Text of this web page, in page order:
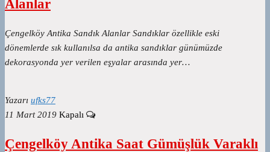
Alanlar
Çengelköy Antika Sandık Alanlar Sandıklar özellikle eski
dönemlerde sık kullanılsa da antika sandıklar günümüzde
dekorasyonda yer verilen eşyalar arasında yer…
Yazarı ufks77
11 Mart 2019 Kapalı
Çengelköy Antika Saat Gümüşlük Varaklı